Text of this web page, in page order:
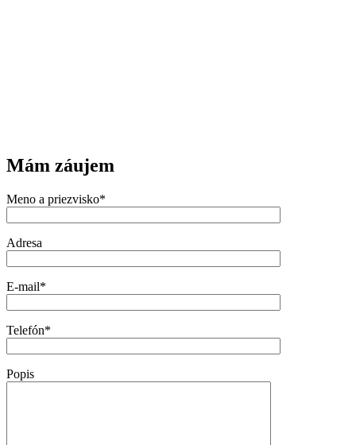
Mám záujem
Meno a priezvisko*
Adresa
E-mail*
Telefón*
Popis